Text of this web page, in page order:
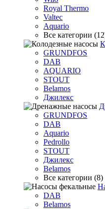
Royal Thermo
Valtec
Aquario
Все категории
GRUNDFOS
DAB
AQUARIO
STOUT
Belamos
Джилекс
GRUNDFOS
DAB
Aquario
Pedrollo
STOUT
Джилекс
Belamos
Все категории (8)
DAB
Belamos